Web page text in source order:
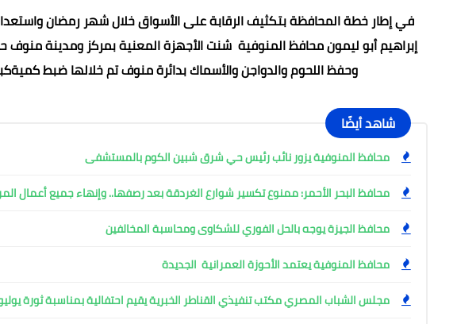
في إطار خطة المحافظة بتكثيف الرقابة على الأسواق خلال شهر رمضان
إبراهيم أبو ليمون محافظ المنوفية شنت الأجهزة المعنية بمركز ومدينة منوف
وحفظ اللحوم والدواجن والأسماك بدائرة منوف تم خلالها ضبط
شاهد أيضًا
محافظ المنوفية يزور نائب رئيس حي شرق شبين الكوم بالمستشفى
محافظ البحر الأحمر: ممنوع تكسير شوارع الغردقة بعد رصفها.. وإنهاء جميع أعمال
محافظ الجيزة يوجه بالحل الفوري للشكاوى ومحاسبة المخالفين
محافظ المنوفية يعتمد الأحوزة العمرانية الجديدة
مجلس الشباب المصري مكتب تنفيذي القناطر الخبرية يقيم احتفالية بمناسبة ثورة